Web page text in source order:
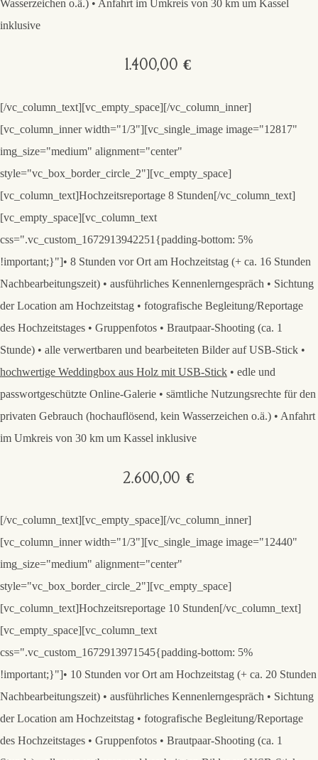
Wasserzeichen o.ä.) • Anfahrt im Umkreis von 30 km um Kassel
inklusive
1.400,00 €
[/vc_column_text][vc_empty_space][/vc_column_inner]
[vc_column_inner width="1/3"][vc_single_image image="12817"
img_size="medium" alignment="center"
style="vc_box_border_circle_2"][vc_empty_space]
[vc_column_text]Hochzeitsreportage 8 Stunden[/vc_column_text]
[vc_empty_space][vc_column_text
css=".vc_custom_1672913942251{padding-bottom: 5%
!important;}"]• 8 Stunden vor Ort am Hochzeitstag (+ ca. 16 Stunden
Nachbearbeitungszeit) • ausführliches Kennenlerngespräch • Sichtung
der Location am Hochzeitstag • fotografische Begleitung/Reportage
des Hochzeitstages • Gruppenfotos • Brautpaar-Shooting (ca. 1
Stunde) • alle verwertbaren und bearbeiteten Bilder auf USB-Stick •
hochwertige Weddingbox aus Holz mit USB-Stick • edle und
passwortgeschützte Online-Galerie • sämtliche Nutzungsrechte für den
privaten Gebrauch (hochauflösend, kein Wasserzeichen o.ä.) • Anfahrt
im Umkreis von 30 km um Kassel inklusive
2.600,00 €
[/vc_column_text][vc_empty_space][/vc_column_inner]
[vc_column_inner width="1/3"][vc_single_image image="12440"
img_size="medium" alignment="center"
style="vc_box_border_circle_2"][vc_empty_space]
[vc_column_text]Hochzeitsreportage 10 Stunden[/vc_column_text]
[vc_empty_space][vc_column_text
css=".vc_custom_1672913971545{padding-bottom: 5%
!important;}"]• 10 Stunden vor Ort am Hochzeitstag (+ ca. 20 Stunden
Nachbearbeitungszeit) • ausführliches Kennenlerngespräch • Sichtung
der Location am Hochzeitstag • fotografische Begleitung/Reportage
des Hochzeitstages • Gruppenfotos • Brautpaar-Shooting (ca. 1